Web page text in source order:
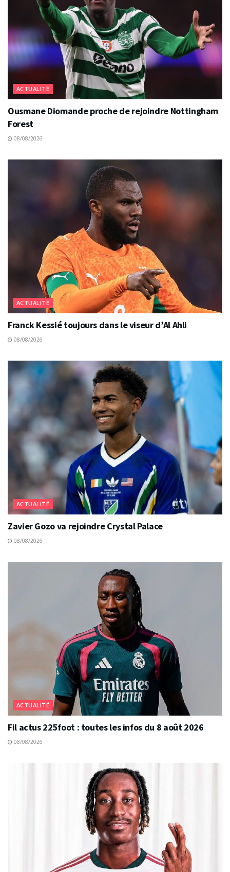
ACTUALITÉ
Ousmane Diomande proche de rejoindre Nottingham
Forest
08/08/2026
ACTUALITÉ
Franck Kessié toujours dans le viseur d’Al Ahli
08/08/2026
ACTUALITÉ
Zavier Gozo va rejoindre Crystal Palace
08/08/2026
ACTUALITÉ
Fil actus 225foot : toutes les infos du 8 août 2026
08/08/2026